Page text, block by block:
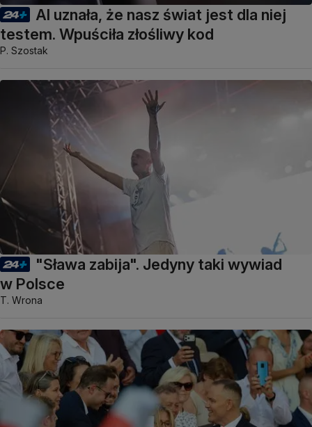
AI uznała, że nasz świat jest dla niej
testem. Wpuściła złośliwy kod
P. Szostak
"Sława zabija". Jedyny taki wywiad
w Polsce
T. Wrona